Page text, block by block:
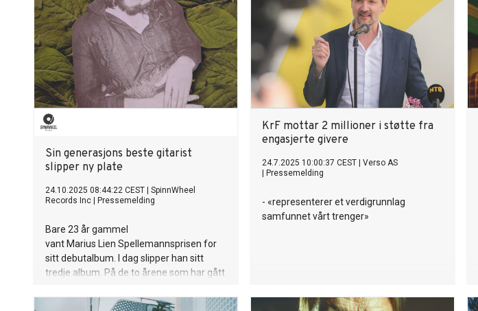
Sin generasjons beste gitarist
slipper ny plate
24.10.2025 08:44:22 CEST
SpinnWheel
Records Inc
Pressemelding
Bare 23 år gammel
vant Marius Lien Spellemannsprisen for
sitt debutalbum. I dag slipper han sitt
tredje album. På de to årene som har gått
bedre gitarist og mer erfaren produsent.
KrF mottar 2 millioner i støtte fra
engasjerte givere
24.7.2025 10:00:37 CEST
Verso AS
Pressemelding
- «representerer et verdigrunnlag
samfunnet vårt trenger»